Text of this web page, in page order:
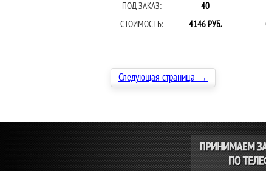
ПОД ЗАКАЗ:
40
СТОИМОСТЬ:
4146 РУБ.
Следующая страница →